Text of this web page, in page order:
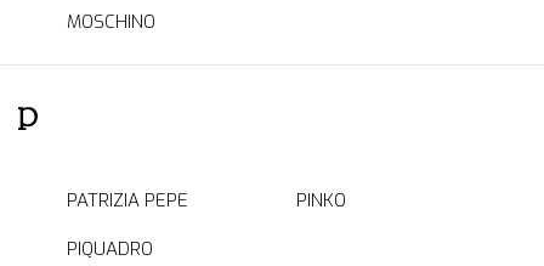
MOSCHINO
P
PATRIZIA PEPE
PINKO
PIQUADRO